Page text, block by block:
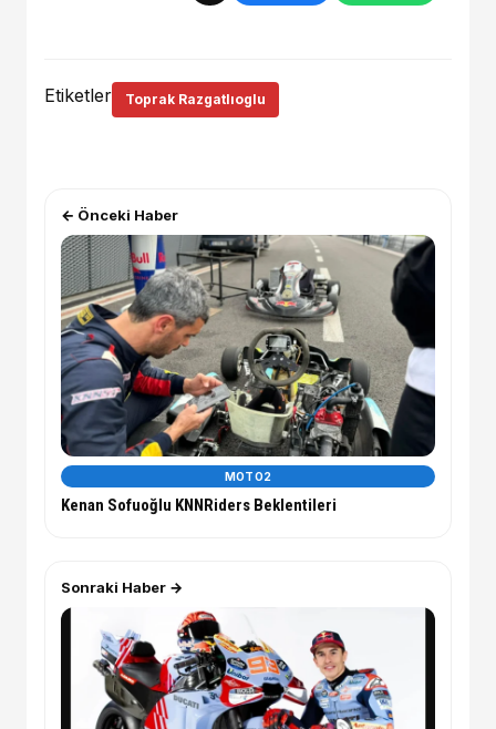
Etiketler Toprak Razgatlıoglu
← Önceki Haber
MOTO2
Kenan Sofuoğlu KNNRiders Beklentileri
Sonraki Haber →